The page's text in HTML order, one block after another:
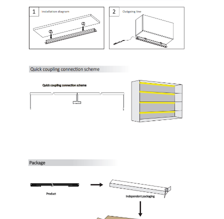
Ánh sáng dải máy giặt tường
Ánh sáng Neon 3D
Mô-đun DC LED